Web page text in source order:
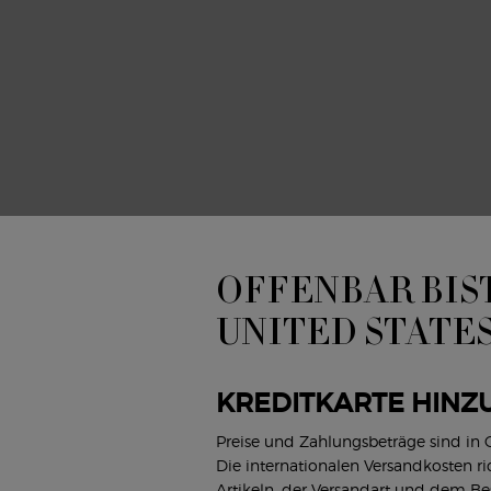
und raffinierte rauchige Lackierung hüllt den legendären
Flakon unten ein, um die absolute Stärke des Parfüms zu
von Stronger With You Absolutely Parfüm für Herren und
für Damen kreiert ein ausgewogenes und unwiderstehliches Paar,
Individuen getragen wird. Gemeinsam, Stärker.
OFFENBAR
UNITED
KREDITKARTE
Preise und Zahlungsbeträge sind in
Die internationalen Versandkosten